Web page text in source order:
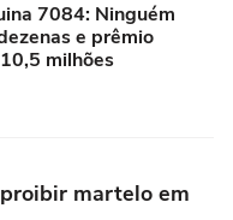
7084: Ninguém
e prêmio
milhões
martelo em